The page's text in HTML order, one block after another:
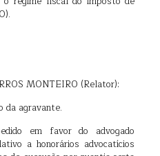
MONTEIRO (Relator):
da agravante.
em favor do advogado
a honorários advocatícios